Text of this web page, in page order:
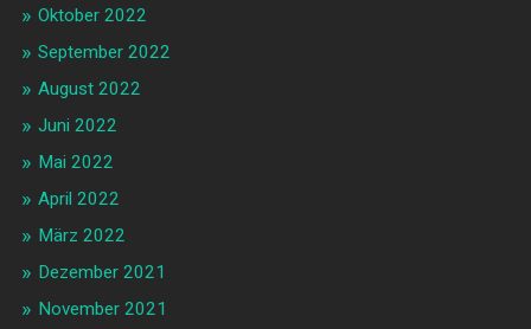
Oktober 2022
September 2022
August 2022
Juni 2022
Mai 2022
April 2022
März 2022
Dezember 2021
November 2021